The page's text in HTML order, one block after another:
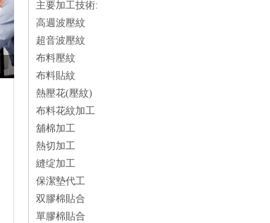
主要加工技術:
高週波壓紋
超音波壓紋
布料壓紋
布料貼紋
熱壓花(壓紋)
布料花紋加工
舖棉加工
熱切加工
縫绽加工
保潔墊代工
双膠棉貼合
單膠棉貼合